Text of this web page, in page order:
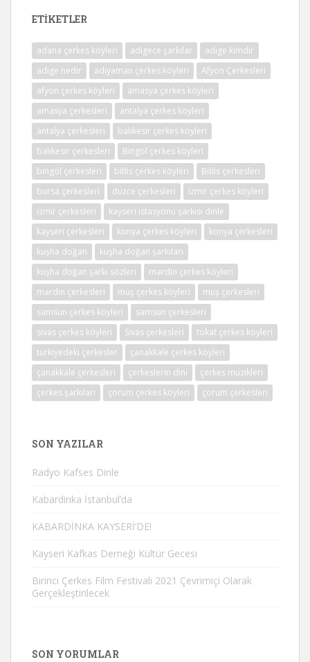
ETIKETLER
adana çerkes köyleri adigece şarkılar
adige kimdir
adige nedir
adıyaman çerkes köyleri
Afyon Çerkesleri
afyon çerkes köyleri
amasya çerkes köyleri
amasya çerkesleri
antalya çerkes köyleri
antalya çerkesleri
balıkesir çerkes köyleri
balıkesir çerkesleri
Bingöl çerkes köyleri
bingöl çerkesleri
bitlis çerkes köyleri
Bitlis çerkesleri
bursa çerkesleri
düzce çerkesleri
izmir çerkes köyleri
izmir çerkesleri
kayseri istasyonu şarkısı dinle
kayseri çerkesleri
konya çerkes köyleri
konya çerkesleri
kuşha doğan
kuşha doğan şarkıları
kuşha doğan şarkı sözleri
mardin çerkes köyleri
mardin çerkesleri
muş çerkes köyleri
muş çerkesleri
samsun çerkes köyleri
samsun çerkesleri
sivas çerkes köyleri
Sivas çerkesleri
tokat çerkes köyleri
türkiyedeki çerkesler
çanakkale çerkes köyleri
çanakkale çerkesleri
çerkeslerin dini
çerkes müzikleri
çerkes şarkıları
çorum çerkes köyleri çorum çerkesleri
SON YAZILAR
Radyo Kafses Dinle
Kabardinka İstanbul’da
KABARDİNKA KAYSERİ’DE!
Kayseri Kafkas Derneği Kültür Gecesi
Birinci Çerkes Film Festivali 2021 Çevrimiçi Olarak
Gerçekleştirilecek
SON YORUMLAR